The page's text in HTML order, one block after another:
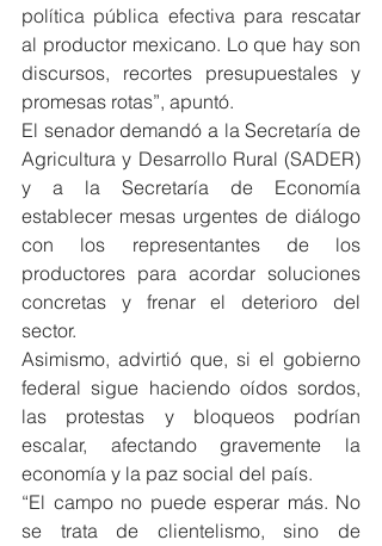
política pública efectiva para rescatar
al productor mexicano. Lo que hay son
discursos, recortes presupuestales y
promesas rotas”, apuntó.
El senador demandó a la Secretaría de
Agricultura y Desarrollo Rural (SADER)
y a la Secretaría de Economía
establecer mesas urgentes de diálogo
con los representantes de los
productores para acordar soluciones
concretas y frenar el deterioro del
sector.
Asimismo, advirtió que, si el gobierno
federal sigue haciendo oídos sordos,
las protestas y bloqueos podrían
escalar, afectando gravemente la
economía y la paz social del país.
“El campo no puede esperar más. No
se trata de clientelismo, sino de